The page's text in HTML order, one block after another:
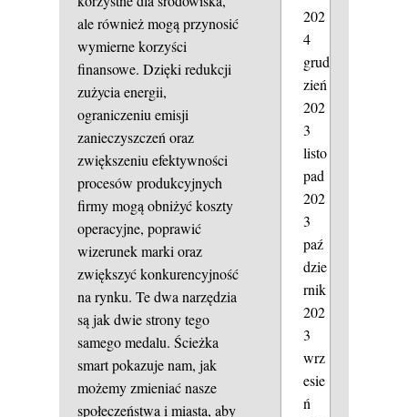
ale również mogą przynosić
wymierne korzyści
finansowe. Dzięki redukcji
zużycia energii,
ograniczeniu emisji
zanieczyszczeń oraz
zwiększeniu efektywności
procesów produkcyjnych
firmy mogą obniżyć koszty
operacyjne, poprawić
wizerunek marki oraz
zwiększyć konkurencyjność
na rynku. Te dwa narzędzia
są jak dwie strony tego
samego medalu. Ścieżka
smart pokazuje nam, jak
możemy zmieniać nasze
społeczeństwa i miasta, aby
202
4
grud
zień
202
3
listo
pad
202
3
paź
dzie
rnik
202
3
wrz
esie
ń